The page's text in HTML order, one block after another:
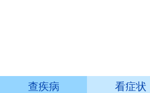
查疾病 看症状